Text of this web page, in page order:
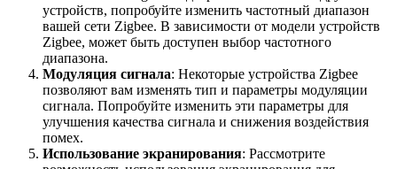
устройств, попробуйте изменить частотный диапазон
вашей сети Zigbee. В зависимости от модели устройств
Zigbee, может быть доступен выбор частотного
диапазона.
Модуляция сигнала: Некоторые устройства Zigbee
позволяют вам изменять тип и параметры модуляции
сигнала. Попробуйте изменить эти параметры для
улучшения качества сигнала и снижения воздействия
помех.
Использование экранирования: Рассмотрите